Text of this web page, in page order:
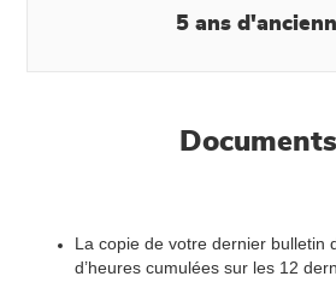
5 ans
La copie de votre dernier bulletin
d’heures cumulées sur les 12